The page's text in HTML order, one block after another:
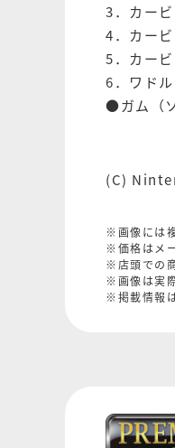
3．カービ
4．カービ
5．カービ
6．ワドル
●ガム（
(C)
※画像には
※価格はメ
※店頭での
※画像は実
※掲載情報